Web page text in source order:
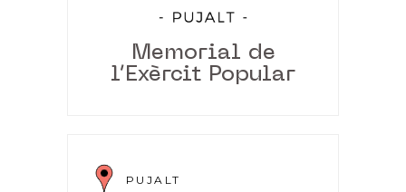
Memorial de
l’Exèrcit Popular
PUJALT